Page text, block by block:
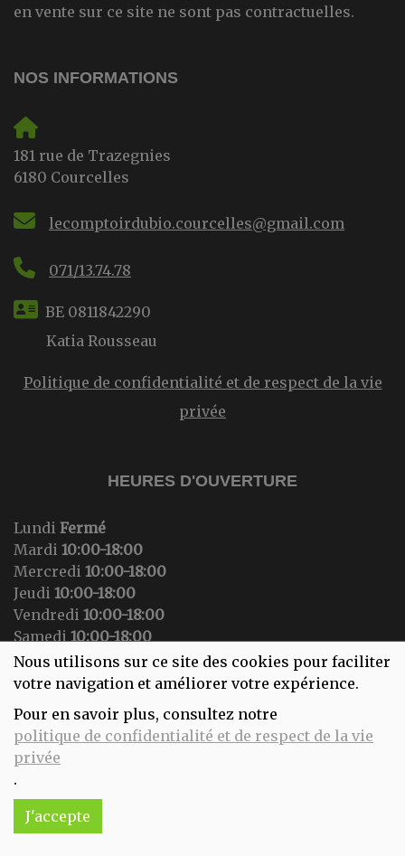
Nous utilisons sur ce site des cookies pour faciliter
votre navigation et améliorer votre expérience.
Pour en savoir plus, consultez notre
politique de confidentialité et de respect de la vie
privée
.
J'accepte
en vente sur ce site ne sont pas contractuelles.
NOS INFORMATIONS
181 rue de Trazegnies
6180 Courcelles
lecomptoirdubio.courcelles@gmail.com
071/13.74.78
BE 0811842290
Katia Rousseau
Politique de confidentialité et de respect de la vie
privée
HEURES D'OUVERTURE
Lundi Fermé
Mardi 10:00-18:00
Mercredi 10:00-18:00
Jeudi 10:00-18:00
Vendredi 10:00-18:00
Samedi10:00-18:00
DimancheFermé